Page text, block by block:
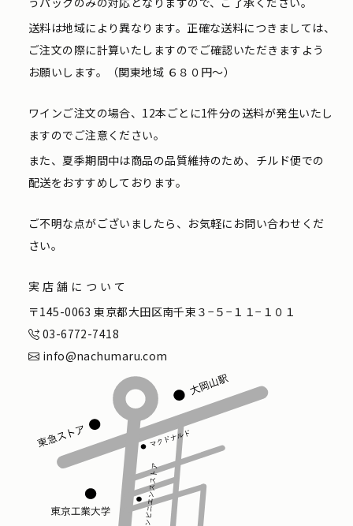
送料は地域により異なります。正確な送料につきましては、
ご注文の際に計算いたしますのでご確認いただきますよう
お願いします。（関東地域 ６８０円〜）
ワインご注文の場合、12本ごとに1件分の送料が発生いたし
ますのでご注意ください。
また、夏季期間中は商品の品質維持のため、チルド便での
配送をおすすめしております。
ご不明な点がございましたら、お気軽にお問い合わせくだ
さい。
実店舗について
〒145-0063 東京都大田区南千束３−５−１１−１０１
03-6772-7418
info@nachumaru.com